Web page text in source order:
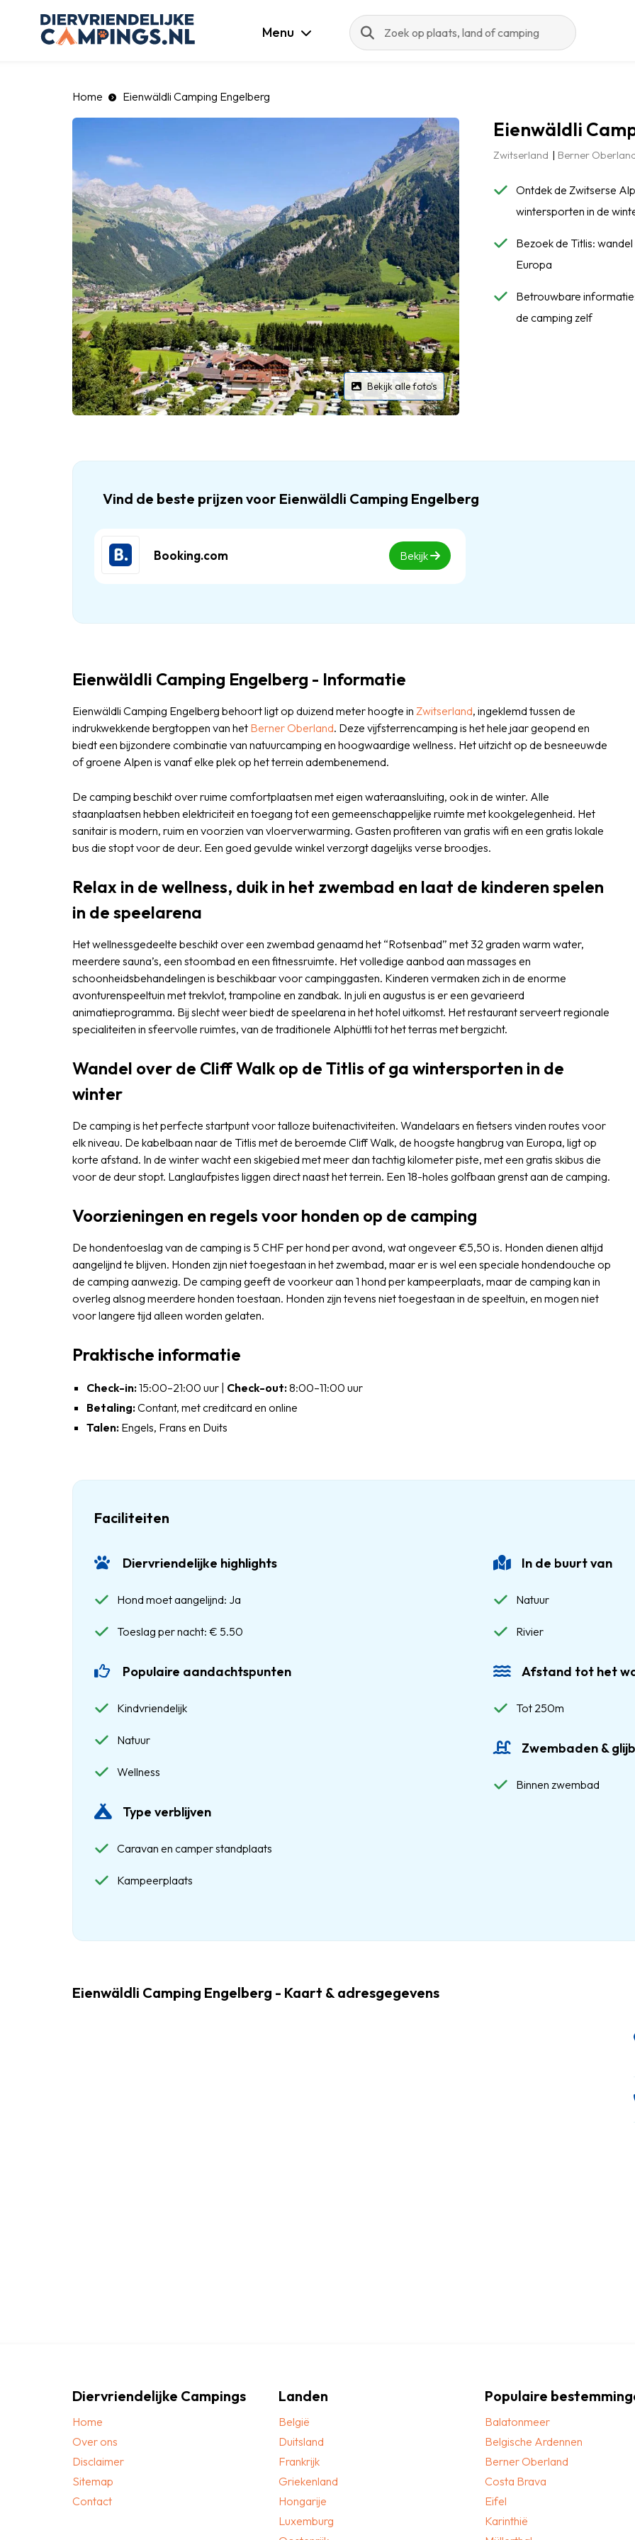
Menu
Zoeken
Home Eienwäldli Camping Engelberg
Bekijk alle foto's
Eienwäldli
Zwitserland Berner
Ontdek de Zwitserse
wintersporten in de
Bezoek de Titlis:
Europa
Betrouwbare
de camping zelf
Vind de beste prijzen voor Eienwäldli Camping Engelberg
Booking.com Bekijk
Eienwäldli Camping Engelberg - Informatie
Eienwäldli Camping Engelberg behoort ligt op duizend meter hoogte in Zwitserland, ingeklemd tussen de
indrukwekkende bergtoppen van het Berner Oberland. Deze vijfsterrencamping is het hele jaar geopend en
biedt een bijzondere combinatie van natuurcamping en hoogwaardige wellness. Het uitzicht op de besneeuwde
of groene Alpen is vanaf elke plek op het terrein adembenemend.
De camping beschikt over ruime comfortplaatsen met eigen wateraansluiting, ook in de winter. Alle
staanplaatsen hebben elektriciteit en toegang tot een gemeenschappelijke ruimte met kookgelegenheid. Het
sanitair is modern, ruim en voorzien van vloerverwarming. Gasten profiteren van gratis wifi en een gratis lokale
bus die stopt voor de deur. Een goed gevulde winkel verzorgt dagelijks verse broodjes.
Relax in de wellness, duik in het zwembad en laat de kinderen spelen
in de speelarena
Het wellnessgedeelte beschikt over een zwembad genaamd het “Rotsenbad” met 32 graden warm water,
meerdere sauna’s, een stoombad en een fitnessruimte. Het volledige aanbod aan massages en
schoonheidsbehandelingen is beschikbaar voor campinggasten. Kinderen vermaken zich in de enorme
avonturenspeeltuin met trekvlot, trampoline en zandbak. In juli en augustus is er een gevarieerd
animatieprogramma. Bij slecht weer biedt de speelarena in het hotel uitkomst. Het restaurant serveert regionale
specialiteiten in sfeervolle ruimtes, van de traditionele Alphüttli tot het terras met bergzicht.
Wandel over de Cliff Walk op de Titlis of ga wintersporten in de
winter
De camping is het perfecte startpunt voor talloze buitenactiviteiten. Wandelaars en fietsers vinden routes voor
elk niveau. De kabelbaan naar de Titlis met de beroemde Cliff Walk, de hoogste hangbrug van Europa, ligt op
korte afstand. In de winter wacht een skigebied met meer dan tachtig kilometer piste, met een gratis skibus die
voor de deur stopt. Langlaufpistes liggen direct naast het terrein. Een 18-holes golfbaan grenst aan de camping.
Voorzieningen en regels voor honden op de camping
De hondentoeslag van de camping is 5 CHF per hond per avond, wat ongeveer €5,50 is. Honden dienen altijd
aangelijnd te blijven. Honden zijn niet toegestaan in het zwembad, maar er is wel een speciale hondendouche op
de camping aanwezig. De camping geeft de voorkeur aan 1 hond per kampeerplaats, maar de camping kan in
overleg alsnog meerdere honden toestaan. Honden zijn tevens niet toegestaan in de speeltuin, en mogen niet
voor langere tijd alleen worden gelaten.
Praktische informatie
Check-in:15:00–21:00 uur | Check-out:8:00–11:00 uur
Betaling:Contant, met creditcard en online
Talen: Engels, Frans en Duits
Faciliteiten
Diervriendelijke highlights
Hond moet aangelijnd: Ja
Toeslag per nacht: € 5.50
Populaire aandachtspunten
Kindvriendelijk
Natuur
Wellness
Type verblijven
Caravan en camper standplaats
Kampeerplaats
In de buurt van
Natuur
Rivier
Afstand tot het
Tot 250m
Zwembaden &
Binnen zwembad
Eienwäldli Camping Engelberg - Kaart & adresgegevens
Diervriendelijke Campings
Home
Over ons
Disclaimer
Sitemap
Contact
Landen
België
Duitsland
Frankrijk
Griekenland
Hongarije
Luxemburg
Populaire
Balatonmeer
Belgische Ardennen
Berner Oberland
Costa Brava
Eifel
Karinthië